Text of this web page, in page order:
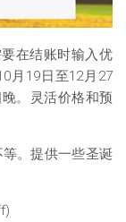
在结账时输入优
月19日至12月27
。灵活价格和预
。提供一些圣诞